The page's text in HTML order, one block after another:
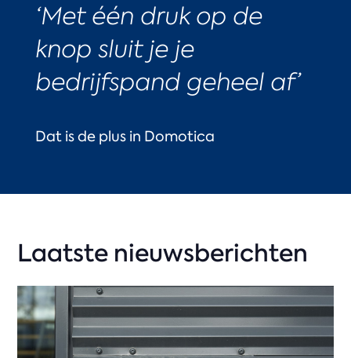
‘Met één druk op de
knop sluit je je
bedrijfspand geheel af’
Dat is de plus in Domotica
Laatste nieuwsberichten